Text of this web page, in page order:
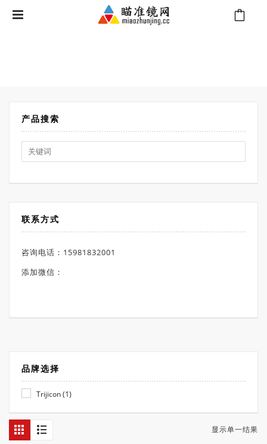
产品搜索
Search
for:
联系方式
咨询电话：15981832001
添加微信：
品牌选择
Trijicon(1)
显示单一结果